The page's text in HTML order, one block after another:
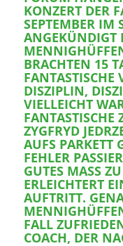
KONZERT DER
SEPTEMBER IM
ANGEKÜNDIGT
BRACHTEN 15
FANTASTISCHE
DISZIPLIN,
VIELLEICHT
FANTASTISCHE
ZYGFRYD
AUFS PARKETT
FEHLER
GUTES MASS ZU
RLEICHTERT
UFTRITT.
ALL
OACH, DER